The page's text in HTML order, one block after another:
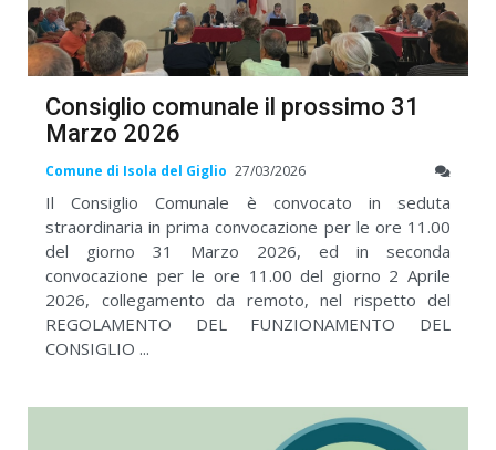
Consiglio comunale il prossimo 31
Marzo 2026
Comune di Isola del Giglio 27/03/2026
Il Consiglio Comunale è convocato in seduta
straordinaria in prima convocazione per le ore 11.00
del giorno 31 Marzo 2026, ed in seconda
convocazione per le ore 11.00 del giorno 2 Aprile
2026, collegamento da remoto, nel rispetto del
REGOLAMENTO DEL FUNZIONAMENTO DEL
CONSIGLIO ...